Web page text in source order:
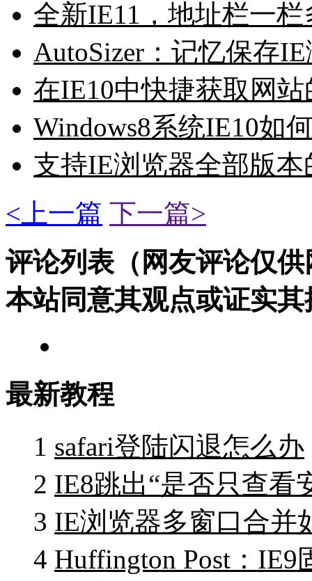
全新IE11，地址栏一
AutoSizer：记忆保存
在IE10中快捷获取网
Windows8系统IE10如
支持IE浏览器全部版
<上一篇 下一篇>
评论列表（网友评论仅
本站同意其观点或证实其
最新教程
1 safari登陆闪退怎么办
2 IE8跳出“是否只查看
3 IE浏览器多窗口合并
4 Huffington Post：